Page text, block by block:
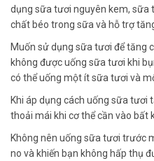
dụng sữa tươi nguyên kem, sữa
chất béo trong sữa và hỗ trợ
Muốn sử dụng sữa tươi để tăng
không được uống sữa tươi khi
có thể uống một ít sữa tươi và
Khi áp dụng cách uống sữa tươi
thoải mái khi cơ thể cần vào bất
Không nên uống sữa tươi trước
no và khiến bạn không hấp thụ